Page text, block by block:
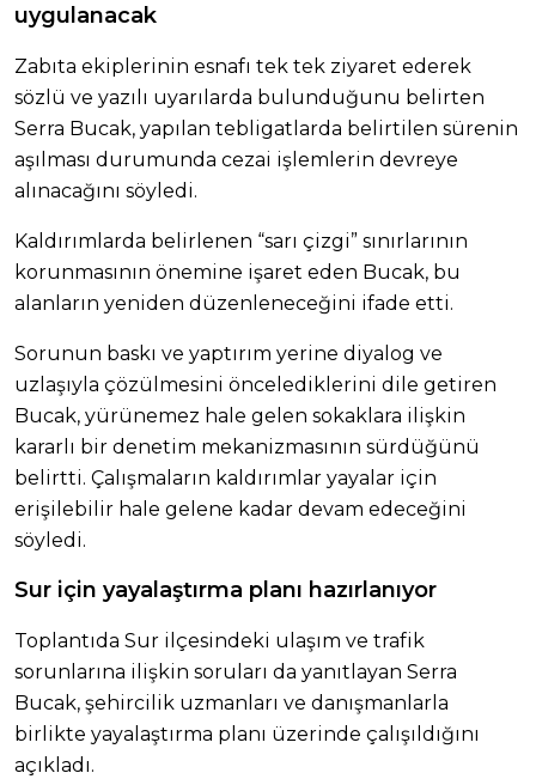
uygulanacak
Zabıta ekiplerinin esnafı tek tek ziyaret ederek
sözlü ve yazılı uyarılarda bulunduğunu belirten
Serra Bucak, yapılan tebligatlarda belirtilen sürenin
aşılması durumunda cezai işlemlerin devreye
alınacağını söyledi.
Kaldırımlarda belirlenen “sarı çizgi” sınırlarının
korunmasının önemine işaret eden Bucak, bu
alanların yeniden düzenleneceğini ifade etti.
Sorunun baskı ve yaptırım yerine diyalog ve
uzlaşıyla çözülmesini öncelediklerini dile getiren
Bucak, yürünemez hale gelen sokaklara ilişkin
kararlı bir denetim mekanizmasının sürdüğünü
belirtti. Çalışmaların kaldırımlar yayalar için
erişilebilir hale gelene kadar devam edeceğini
söyledi.
Sur için yayalaştırma planı hazırlanıyor
Toplantıda Sur ilçesindeki ulaşım ve trafik
sorunlarına ilişkin soruları da yanıtlayan Serra
Bucak, şehircilik uzmanları ve danışmanlarla
birlikte yayalaştırma planı üzerinde çalışıldığını
açıkladı.